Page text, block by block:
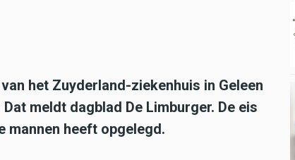
het Zuyderland-ziekenhuis in Geleen
meldt dagblad De Limburger. De eis
mannen heeft opgelegd.